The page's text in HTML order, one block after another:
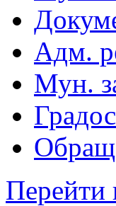
Адм.
Мун.
Перейти